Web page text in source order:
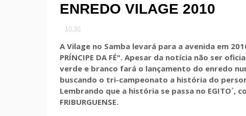
ENREDO VILAGE 2010
10:30
A Vilage no Samba levará para a avenida em
PRÍNCIPE DA FÉ". Apesar da notícia não ser
verde e branco fará o lançamento do enredo
buscando o tri-campeonato a história do
Lembrando que a história se passa no EGITO´,
FRIBURGUENSE.